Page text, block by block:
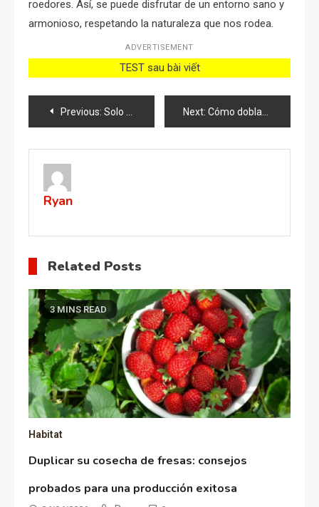
roedores. Así, se puede disfrutar de un entorno sano y
armonioso, respetando la naturaleza que nos rodea.
ADVERTISEMENT
TEST sau bài viết
Post
navigation
Previous: Solo una cucharada por cada pepino que tengas en tu jardín y cosecharás el doble Next: Cómo doblar toallas sin planchar: el método japonés utilizado en la lavandería
Ryan
Related Posts
3 MINS READ
Habitat
Duplicar su cosecha de fresas: consejos
probados para una producción exitosa